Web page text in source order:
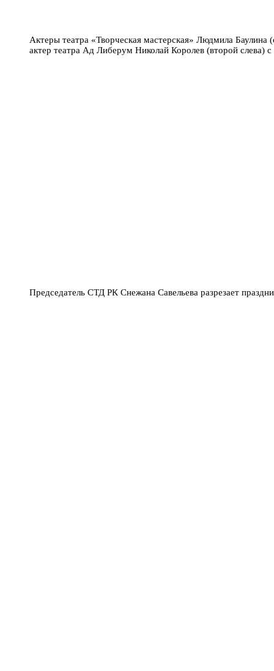
Актеры театра «Творческая мастерская» Людмила Баулина
актер театра Ад Либерум Николай Королев (второй слева) с
Председатель СТД РК Снежана Савельева разрезает